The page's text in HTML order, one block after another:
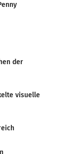
der
visuelle